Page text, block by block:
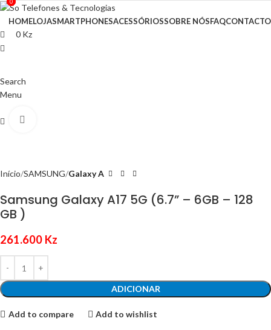
HOMELOJASMARTPHONESACESSÓRIOSSOBRE NÓSFAQCONTACTO
0
0 Kz
Search
Menu
0
0Kz
Início SAMSUNG Galaxy A
Samsung Galaxy A17 5G (6.7” – 6GB – 128
GB )
261.600 Kz
ADICIONAR
Add to compare Add to wishlist